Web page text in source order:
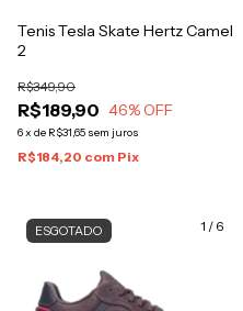
Tenis Tesla Skate Hertz Camel
2
R$189,90
R$349,90
46% OFF
6x de R$31,65 sem juros
R$184,20 com Pix
1 / 6
ESGOTADO